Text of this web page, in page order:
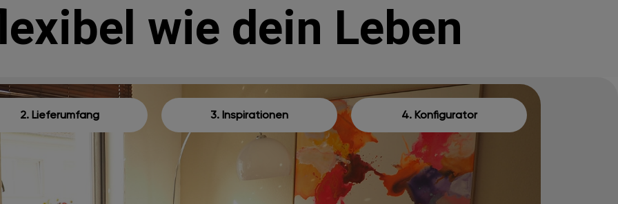
wie dein Leben
2. Lieferumfang 3. Inspirationen 4. Konfigurator